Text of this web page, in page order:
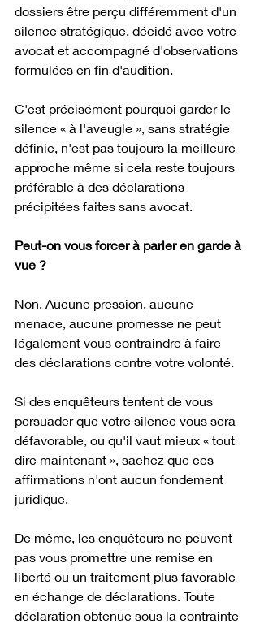
dossiers être perçu différemment d'un
silence stratégique, décidé avec votre
avocat et accompagné d'observations
formulées en fin d'audition.
C'est précisément pourquoi garder le
silence « à l'aveugle », sans stratégie
définie, n'est pas toujours la meilleure
approche même si cela reste toujours
préférable à des déclarations
précipitées faites sans avocat.
Peut-on vous forcer à parler en garde à
vue ?
Non. Aucune pression, aucune
menace, aucune promesse ne peut
légalement vous contraindre à faire
des déclarations contre votre volonté.
Si des enquêteurs tentent de vous
persuader que votre silence vous sera
défavorable, ou qu'il vaut mieux « tout
dire maintenant », sachez que ces
affirmations n'ont aucun fondement
juridique.
De même, les enquêteurs ne peuvent
pas vous promettre une remise en
liberté ou un traitement plus favorable
en échange de déclarations. Toute
déclaration obtenue sous la contrainte